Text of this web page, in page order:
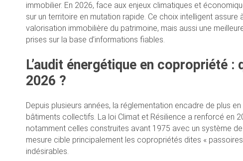
immobilier. En 2026, face aux enjeux climatiques et
sur un territoire en mutation rapide. Ce choix intelligent
valorisation immobilière du patrimoine, mais aussi une
prises sur la base d’informations fiables.
L’audit énergétique en copropriété
2026 ?
Depuis plusieurs années, la réglementation encadre de plus
bâtiments collectifs. La loi Climat et Résilience a renforcé en
notamment celles construites avant 1975 avec un système
mesure cible principalement les copropriétés dites «
indésirables.